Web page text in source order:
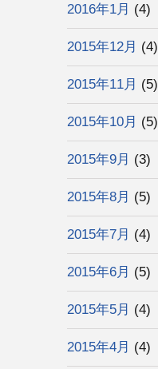
2016年1月 (4)
2015年12月 (4)
2015年11月 (5)
2015年10月 (5)
2015年9月 (3)
2015年8月 (5)
2015年7月 (4)
2015年6月 (5)
2015年5月 (4)
2015年4月 (4)